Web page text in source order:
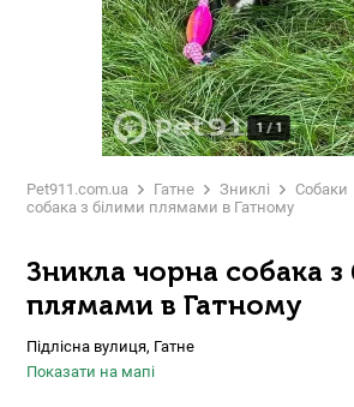
1/1
Pet911.com.ua Гатне Зниклі Собаки
собака з білими плямами в Гатному
Зникла чорна собака з
плямами в Гатному
Підлісна вулиця, Гатне
Показати на мапі